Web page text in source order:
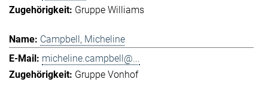
Gruppe Williams
Campbell, Micheline
micheline.campbell@...
Gruppe Vonhof